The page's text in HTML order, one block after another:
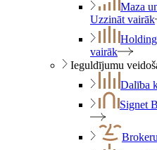
Maza
Uzzināt vairāk
vairāk
Ieguldījumu
Dalība
Signet